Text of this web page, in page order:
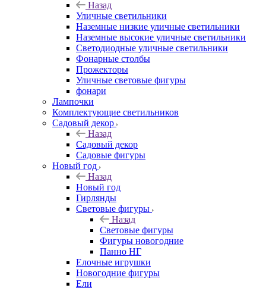
Назад
Уличные светильники
Наземные низкие уличные светильники
Наземные высокие уличные светильники
Светодиодные уличные светильники
Фонарные столбы
Прожекторы
Уличные световые фигуры
фонари
Лампочки
Комплектующие светильников
Садовый декор
Назад
Садовый декор
Садовые фигуры
Новый год
Назад
Новый год
Гирлянды
Световые фигуры
Назад
Световые фигуры
Фигуры новогодние
Панно НГ
Елочные игрушки
Новогодние фигуры
Ели